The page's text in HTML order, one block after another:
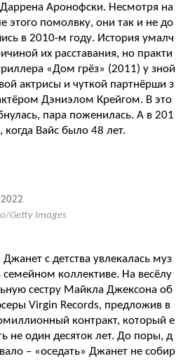
Аронофски. Несмотря на
этого помолвку, они так и не до
в 2010-м году. История умалч
их расставания, но практи
«Дом грёз» (2011) у зной
актрисы и чуткой партнёрши з
Дэниэлом Крейгом. В это
пара поженилась. А в 201
Вайс было 48 лет.
Getty Images
с детства увлекалась муз
коллективе. На весёлу
сестру Майкла Джексона об
Virgin Records, предложив в
контракт, который е
не один десяток лет. До поры, д
– «оседать» Джанет не собир